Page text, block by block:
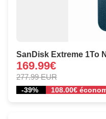
SanDisk Extreme 1To
169.99€
277.99 EUR
-39% 108.00€